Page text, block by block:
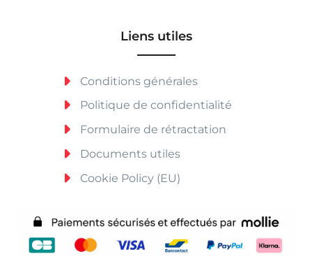
Liens utiles
Conditions générales
Politique de confidentialité
Formulaire de rétractation
Documents utiles
Cookie Policy (EU)